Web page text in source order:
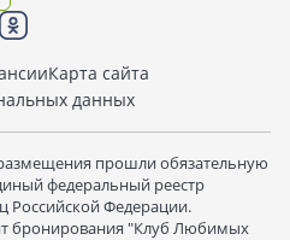
Карта сайта
данных
прошли обязательную
федеральный реестр
Российской Федерации.
бронирования "Клуб Любимых